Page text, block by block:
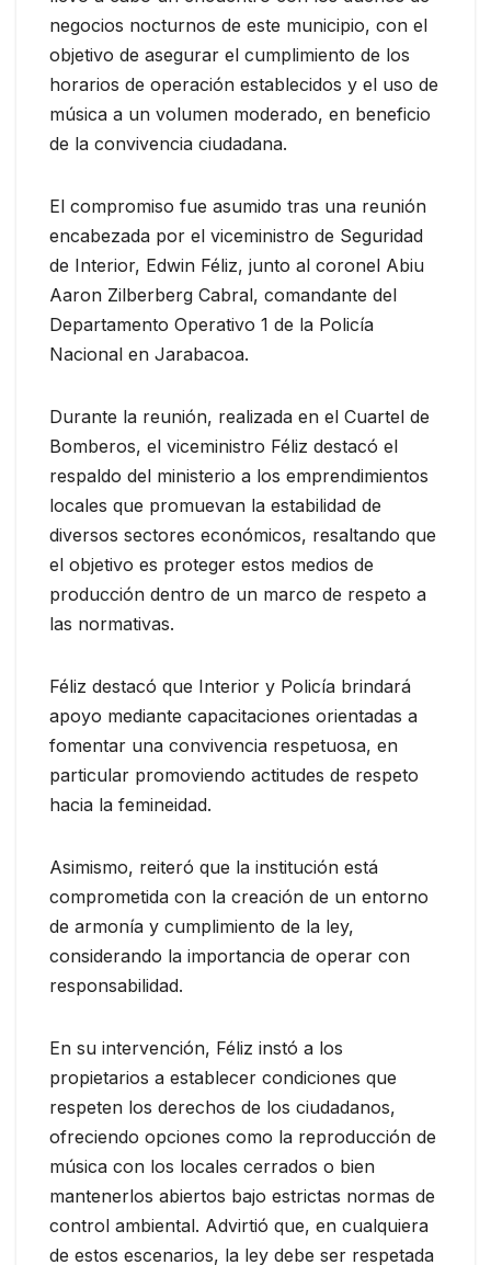
negocios nocturnos de este municipio, con el
objetivo de asegurar el cumplimiento de los
horarios de operación establecidos y el uso de
música a un volumen moderado, en beneficio
de la convivencia ciudadana.
El compromiso fue asumido tras una reunión
encabezada por el viceministro de Seguridad
de Interior, Edwin Féliz, junto al coronel Abiu
Aaron Zilberberg Cabral, comandante del
Departamento Operativo 1 de la Policía
Nacional en Jarabacoa.
Durante la reunión, realizada en el Cuartel de
Bomberos, el viceministro Féliz destacó el
respaldo del ministerio a los emprendimientos
locales que promuevan la estabilidad de
diversos sectores económicos, resaltando que
el objetivo es proteger estos medios de
producción dentro de un marco de respeto a
las normativas.
Féliz destacó que Interior y Policía brindará
apoyo mediante capacitaciones orientadas a
fomentar una convivencia respetuosa, en
particular promoviendo actitudes de respeto
hacia la femineidad.
Asimismo, reiteró que la institución está
comprometida con la creación de un entorno
de armonía y cumplimiento de la ley,
considerando la importancia de operar con
responsabilidad.
En su intervención, Féliz instó a los
propietarios a establecer condiciones que
respeten los derechos de los ciudadanos,
ofreciendo opciones como la reproducción de
música con los locales cerrados o bien
mantenerlos abiertos bajo estrictas normas de
control ambiental. Advirtió que, en cualquiera
de estos escenarios, la ley debe ser respetada